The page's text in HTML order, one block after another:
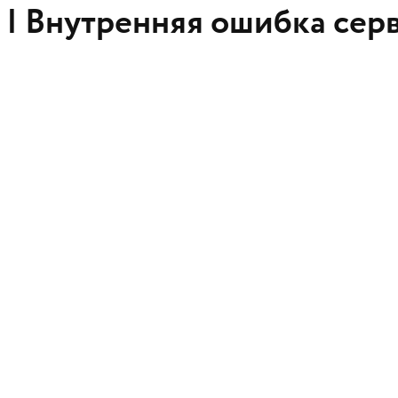
Внутренняя ошибка